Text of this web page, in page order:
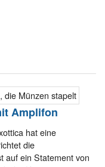
Amplifon
hat eine
die
auf ein Statement von